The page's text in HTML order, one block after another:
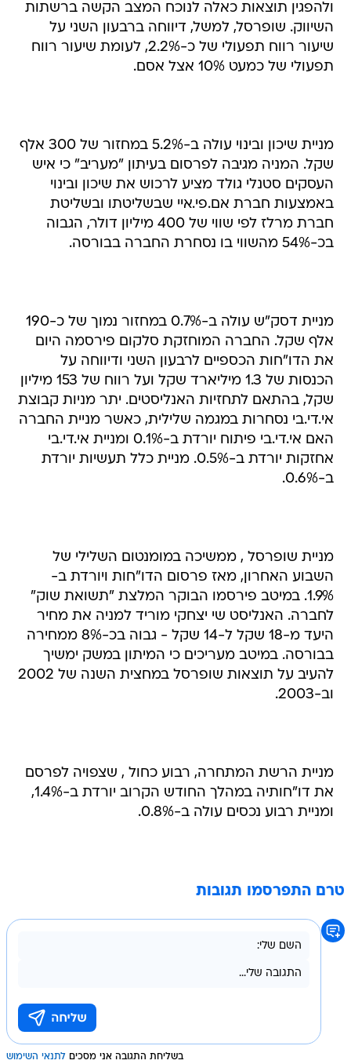
ולהפגין תוצאות כאלה לנוכח המצב הקשה ברשתות
השיווק. שופרסל, למשל, דיווחה ברבעון השני על
שיעור רווח תפעולי של כ-2.2%, לעומת שיעור רווח
תפעולי של כמעט 10% אצל אסם.
מניית שיכון ובינוי עולה ב-5.2% במחזור של 300 אלף
שקל. המניה מגיבה לפרסום בעיתון "מעריב" כי איש
העסקים סטנלי גולד מציע לרכוש את שיכון ובינוי
באמצעות חברת אם.פי.איי שבשליטתו ובשליטת
חברת מרלז לפי שווי של 400 מיליון דולר, הגבוה
בכ-54% מהשווי בו נסחרת החברה בבורסה.
מניית דסק"ש עולה ב-0.7% במחזור נמוך של כ-190
אלף שקל. החברה המוחזקת סלקום פירסמה היום
את הדו"חות הכספיים לרבעון השני ודיווחה על
הכנסות של 1.3 מיליארד שקל ועל רווח של 153 מיליון
שקל, בהתאם לתחזיות האנליסטים. יתר מניות קבוצת
אי.די.בי נסחרות במגמה שלילית, כאשר מניית החברה
האם אי.די.בי פיתוח יורדת ב-0.1% ומניית אי.די.בי
אחזקות יורדת ב-0.5%. מניית כלל תעשיות יורדת
ב-0.6%.
מניית שופרסל , ממשיכה במומנטום השלילי של
השבוע האחרון, מאז פרסום הדו"חות ויורדת ב-
1.9%. במיטב פירסמו הבוקר המלצת "תשואת שוק"
לחברה. האנליסט שי יצחקי מוריד למניה את מחיר
היעד מ-18 שקל ל-14 שקל - גבוה בכ-8% ממחירה
בבורסה. במיטב מעריכים כי המיתון במשק ימשיך
להעיב על תוצאות שופרסל במחצית השנה של 2002
וב-‏2003.
מניית הרשת המתחרה, רבוע כחול , שצפויה לפרסם
את דו"חותיה במהלך החודש הקרוב יורדת ב-1.4%,
ומניית רבוע נכסים עולה ב-0.8%.
טרם התפרסמו תגובות
בשליחת התגובה אני מסכים לתנאי השימוש